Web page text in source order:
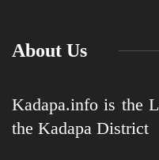
About Us
Kadapa.info is the
the Kadapa District